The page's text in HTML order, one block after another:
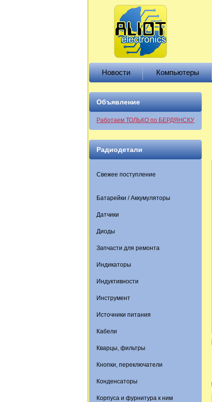
Новости Компьютеры
Объявление
Работаем ТОЛЬКО по БЕРДЯНСКУ
Радиодетали
Свежее поступление
Батарейки / Аккумуляторы
Датчики
Диоды
Запчасти для ремонта
Индикаторы
Индуктивности
Инструмент
Источники питания
Кабели
Кварцы, фильтры
Кнопки, переключатели
Конденсаторы
Корпуса и фурнитура к ним